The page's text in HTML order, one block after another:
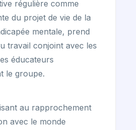
régulière comme
du projet de vie de la
mentale, prend
travail conjoint avec les
éducateurs
le groupe.
au rapprochement
avec le monde